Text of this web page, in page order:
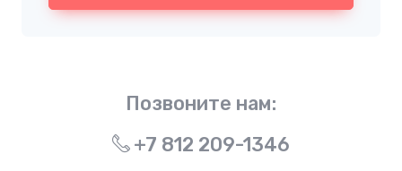
Позвоните нам:
+7 812 209-1346